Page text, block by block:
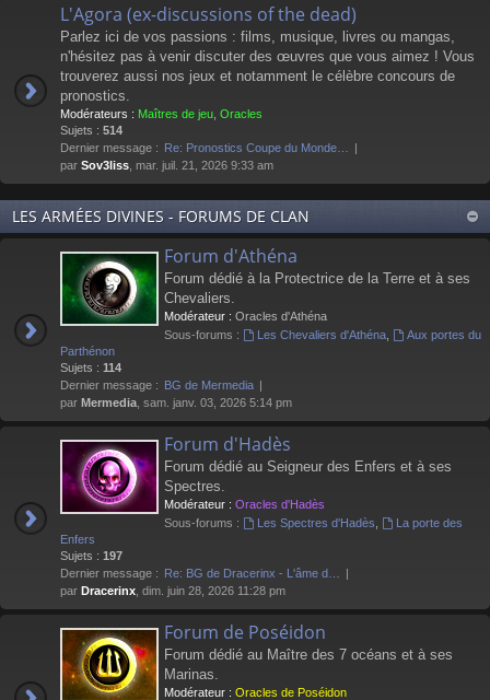
L'Agora (ex-discussions of the dead)
Parlez ici de vos passions : films, musique, livres ou mangas,
n'hésitez pas à venir discuter des œuvres que vous aimez ! Vous
trouverez aussi nos jeux et notamment le célèbre concours de
pronostics.
Modérateurs : Maîtres de jeu Oracles
Sujets : 514
Dernier message : Re: Pronostics Coupe du Monde…
par Sov3liss , mar. juil. 21, 2026 9:33 am
LES ARMÉES DIVINES - FORUMS DE CLAN
Forum d'Athéna
Forum dédié à la Protectrice de la Terre et à ses
Chevaliers.
Modérateur : Oracles d'Athéna
Sous-forums :
Les Chevaliers d'Athéna,
Aux portes du
Parthénon
Sujets : 114
Dernier message : BG de Mermedia
par Mermedia , sam. janv. 03, 2026 5:14 pm
Forum d'Hadès
Forum dédié au Seigneur des Enfers et à ses
Spectres.
Modérateur : Oracles d'Hadès
Sous-forums :
Les Spectres d'Hadès
La porte des
Enfers
Sujets : 197
Dernier message : Re: BG de Dracerinx - L'âme d…
par Dracerinx , dim. juin 28, 2026 11:28 pm
Forum de Poséidon
Forum dédié au Maître des 7 océans et à ses
Marinas.
Modérateur : Oracles de Poséidon